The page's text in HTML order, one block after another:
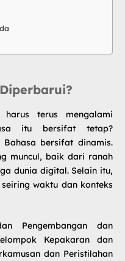
terus mengalami
itu bersifat tetap?
Bahasa bersifat dinamis.
muncul, baik dari ranah
dunia digital. Selain itu,
waktu dan konteks
Pengembangan dan
Kepakaran dan
dan Peristilahan